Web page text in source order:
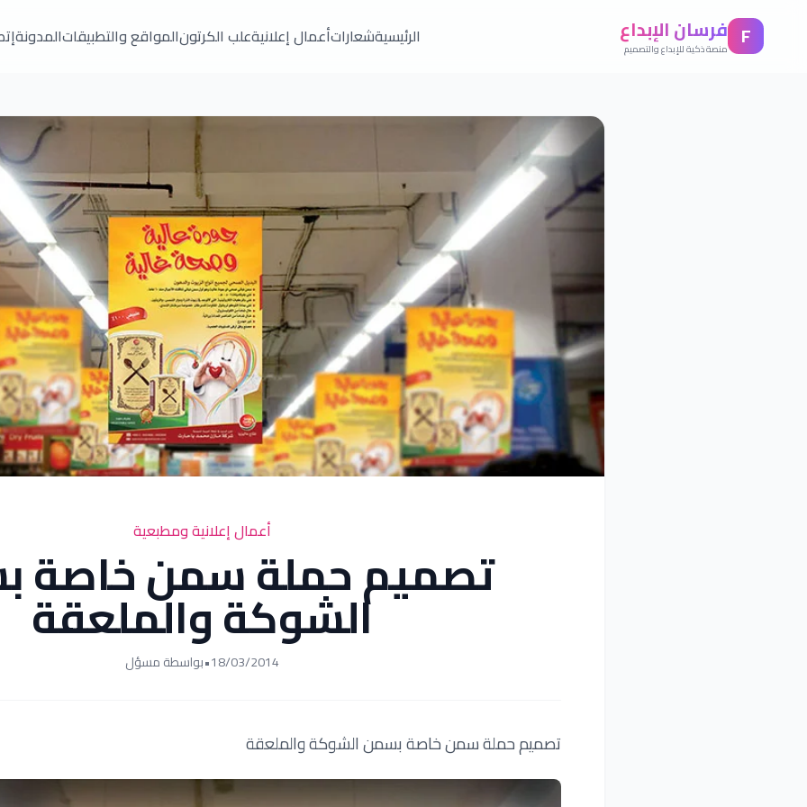
F فرسان الإبداع
منصة ذكية للإبداع والتصميم الرئيسيةشعاراتأعمال إعلانيةعلب الكرتونالمواقع والتطبيقاتالمدونة
أعمال إعلانية ومطبعية
تصميم حملة سمن خاصة
الشوكة والملعقة
18/03/2014
•بواسطة مسؤل
تصميم حملة سمن خاصة بسمن الشوكة والملعقة